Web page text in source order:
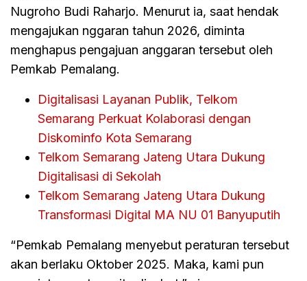
Nugroho Budi Raharjo. Menurut ia, saat hendak
mengajukan nggaran tahun 2026, diminta
menghapus pengajuan anggaran tersebut oleh
Pemkab Pemalang.
Digitalisasi Layanan Publik, Telkom
Semarang Perkuat Kolaborasi dengan
Diskominfo Kota Semarang
Telkom Semarang Jateng Utara Dukung
Digitalisasi di Sekolah
Telkom Semarang Jateng Utara Dukung
Transformasi Digital MA NU 01 Banyuputih
“Pemkab Pemalang menyebut peraturan tersebut
akan berlaku Oktober 2025. Maka, kami pun